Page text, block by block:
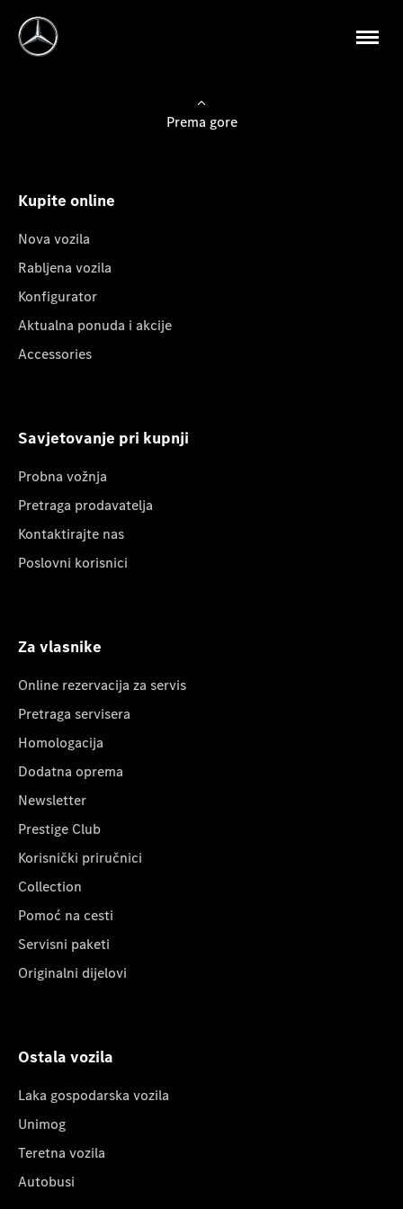
Prema gore
Kupite online
Nova vozila
Rabljena vozila
Konfigurator
Aktualna ponuda i akcije
Accessories
Savjetovanje pri kupnji
Probna vožnja
Pretraga prodavatelja
Kontaktirajte nas
Poslovni korisnici
Za vlasnike
Online rezervacija za servis
Pretraga servisera
Homologacija
Dodatna oprema
Newsletter
Prestige Club
Korisnički priručnici
Collection
Pomoć na cesti
Servisni paketi
Originalni dijelovi
Ostala vozila
Laka gospodarska vozila
Unimog
Teretna vozila
Autobusi